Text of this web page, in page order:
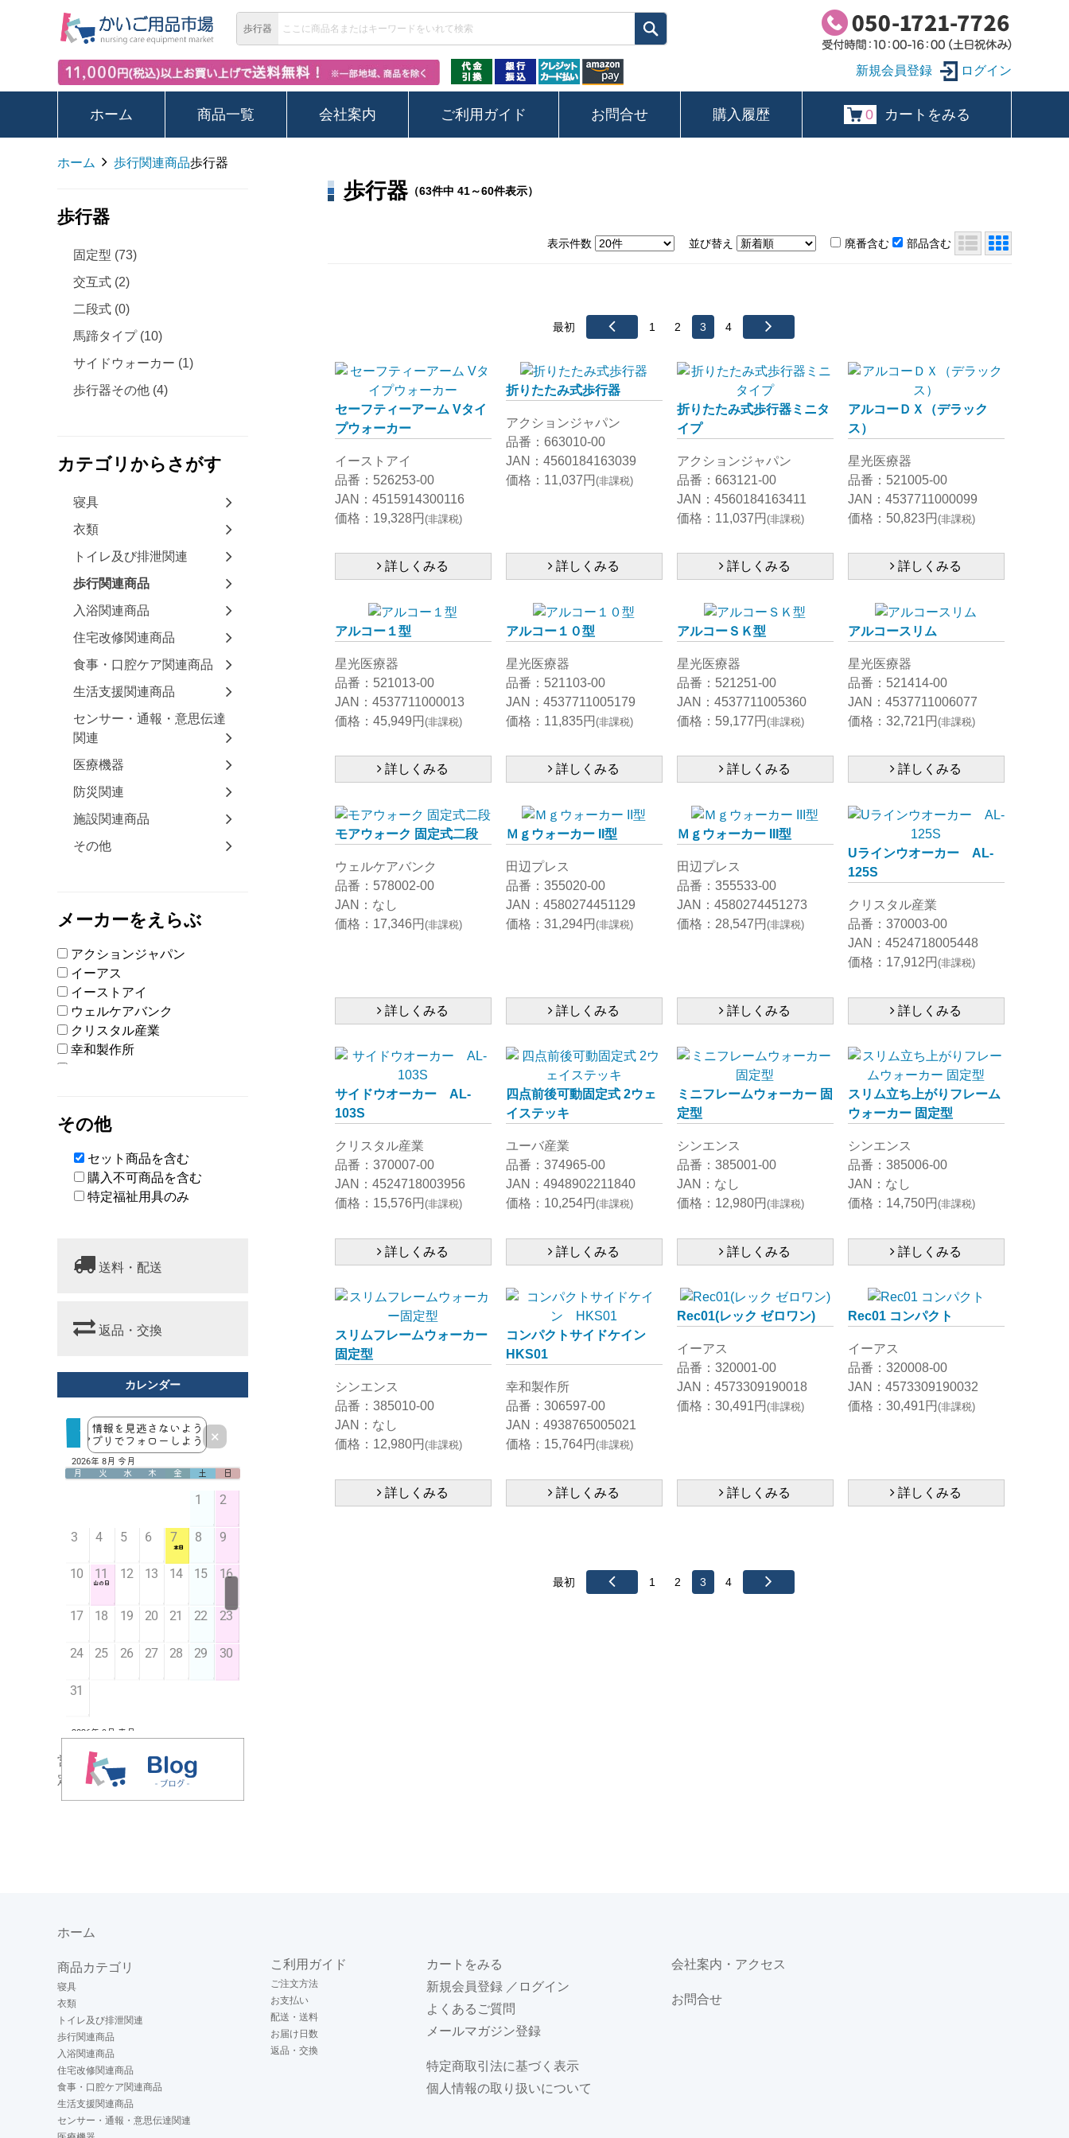
歩行器
ログイン
ホーム 商品一覧 会社案内 ご利用ガイド お問合せ 購入履歴 0 カートをみる
ホーム 歩行関連商品歩行器
歩行器
固定型 (73)
交互式 (2)
二段式 (0)
馬蹄タイプ (10)
サイドウォーカー (1)
歩行器その他 (4)
カテゴリからさがす
寝具
衣類
トイレ及び排泄関連
歩行関連商品
入浴関連商品
住宅改修関連商品
食事・口腔ケア関連商品
生活支援関連商品
センサー・通報・意思伝達
関連
医療機器
防災関連
施設関連商品
その他
メーカーをえらぶ
アクションジャパン
イーアス
イーストアイ
ウェルケアバンク
クリスタル産業
幸和製作所
プレミアム ラボ
ユーバ産業
その他
セット商品を含む
購入不可商品を含む
特定福祉用具のみ
送料・配送
返品・交換
カレンダー
営業時間／10：00～16：00
定休日／土・日曜、祝日
歩行器（63件中 41～60件表示）
表示件数 並び替え 廃番含む 部品含む
最初 1 2 3 4
セーフティーアーム Vタイ
プウォーカー
イーストアイ
品番：526253-00
JAN：4515914300116
価格：19,328円 (非課税)
詳しくみる
折りたたみ式歩行器
アクションジャパン
品番：663010-00
JAN：4560184163039
価格：11,037円 (非課税)
詳しくみる
折りたたみ式歩行器ミニタ
イプ
アクションジャパン
品番：663121-00
JAN：4560184163411
価格：11,037円 (非課税)
詳しくみる
アルコーＤＸ（デラック
ス）
星光医療器
品番：521005-00
JAN：4537711000099
価格：50,823円 (非課税)
詳しくみる
アルコー１型
星光医療器
品番：521013-00
JAN：4537711000013
価格：45,949円 (非課税)
詳しくみる
アルコー１０型
星光医療器
品番：521103-00
JAN：4537711005179
価格：11,835円 (非課税)
詳しくみる
アルコーＳＫ型
星光医療器
品番：521251-00
JAN：4537711005360
価格：59,177円 (非課税)
詳しくみる
アルコースリム
星光医療器
品番：521414-00
JAN：4537711006077
価格：32,721円 (非課税)
詳しくみる
モアウォーク 固定式二段
ウェルケアバンク
品番：578002-00
JAN：なし
価格：17,346円 (非課税)
詳しくみる
Ｍｇウォーカー II型
田辺プレス
品番：355020-00
JAN：4580274451129
価格：31,294円 (非課税)
詳しくみる
Ｍｇウォーカー III型
田辺プレス
品番：355533-00
JAN：4580274451273
価格：28,547円 (非課税)
詳しくみる
Uラインウオーカー AL-
125S
クリスタル産業
品番：370003-00
JAN：4524718005448
価格：17,912円 (非課税)
詳しくみる
サイドウオーカー AL-
103S
クリスタル産業
品番：370007-00
JAN：4524718003956
価格：15,576円 (非課税)
詳しくみる
四点前後可動固定式 2ウェ
イステッキ
ユーバ産業
品番：374965-00
JAN：4948902211840
価格：10,254円 (非課税)
詳しくみる
ミニフレームウォーカー 固
定型
シンエンス
品番：385001-00
JAN：なし
価格：12,980円 (非課税)
詳しくみる
スリム立ち上がりフレーム
ウォーカー 固定型
シンエンス
品番：385006-00
JAN：なし
価格：14,750円 (非課税)
詳しくみる
スリムフレームウォーカー
固定型
シンエンス
品番：385010-00
JAN：なし
価格：12,980円 (非課税)
詳しくみる
コンパクトサイドケイン
HKS01
幸和製作所
品番：306597-00
JAN：4938765005021
価格：15,764円 (非課税)
詳しくみる
Rec01(レック ゼロワン)
イーアス
品番：320001-00
JAN：4573309190018
価格：30,491円 (非課税)
詳しくみる
Rec01 コンパクト
イーアス
品番：320008-00
JAN：4573309190032
価格：30,491円 (非課税)
詳しくみる
最初 1 2 3 4
ホーム
商品カテゴリ
寝具
衣類
トイレ及び排泄関連
歩行関連商品
入浴関連商品
住宅改修関連商品
食事・口腔ケア関連商品
生活支援関連商品
センサー・通報・意思伝達関連
こ利用ガイド
ご注文方法
お支払い
配送・送料
お届け日数
返品・交換
カートをみる
新規会員登録 ／ログイン
よくあるご質問
メールマガジン登録
特定商取引法に基づく表示
個人情報の取り扱いについて
会社案内・アクセス
お問合せ